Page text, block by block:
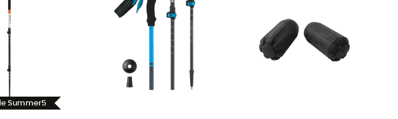
Summer5